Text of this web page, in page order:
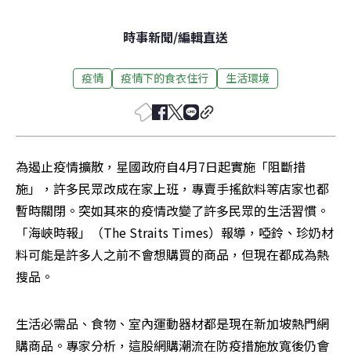
時事新聞/編輯直送
疫情 疫情下的食衣住行 生活環境
為遏止疫情擴散，星國政府自4月7日起實施「阻斷措
施」，許多民眾改成在家上班，專賣手搖飲料等店家也都
暫時關閉。突如其來的疫情改變了許多民眾的生活習慣。
「海峽時報」（The Straits Times）報導，啞鈴、珍奶材
料可能是許多人之前不會想購買的商品，但現在都成為熱
搜品。
生活必需品、食物、室內運動器材都是現在新加坡熱門網
購商品。專家分析，這股網購潮流在防疫措施放寬後仍會